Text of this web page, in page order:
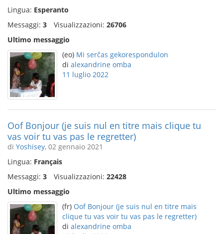
Lingua: Esperanto
Messaggi: 3 Visualizzazioni: 26706
Ultimo messaggio
(eo) Mi serĉas gekorespondulon
di alexandrine omba
11 luglio 2022
Oof Bonjour (je suis nul en titre mais clique tu
vas voir tu vas pas le regretter)
di Yoshisey, 02 gennaio 2021
Lingua: Français
Messaggi: 3 Visualizzazioni: 22428
Ultimo messaggio
(fr) Oof Bonjour (je suis nul en titre mais
clique tu vas voir tu vas pas le regretter)
di alexandrine omba